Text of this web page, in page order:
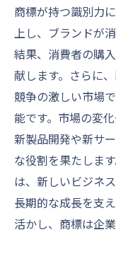
商標が持つ識別力
上し、ブランドが
結果、消費者の購
献します。さらに
競争の激しい市場
能です。市場の変
新製品開発や新サ
な役割を果たしま
は、新しいビジネ
長期的な成長を支
活かし、商標は企